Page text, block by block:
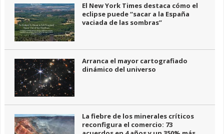
El New York Times destaca cómo el
eclipse puede “sacar a la España
vaciada de las sombras”
Arranca el mayor cartografiado
dinámico del universo
La fiebre de los minerales críticos
reconfigura el comercio: 73